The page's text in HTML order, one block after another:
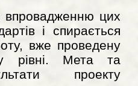
впровадженню цих
і спирається
вже проведену
рівні. Мета та
проекту